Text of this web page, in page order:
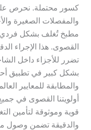
كسور محتملة. نحرص
والمفصلات الصغيرة
مطبخ تُغلف بشكل فردي
القصوى. هذا الإجراء
تضرر للأجزاء داخل
بشكل كبير في تطبيق
والمطابقة للمعايير
أولويتنا القصوى في
قوية وموثوقة لتأمين
والدقيقة تضمن وصول